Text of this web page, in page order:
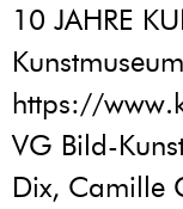
10 JAHRE
https://
VG Bild-
Dix, Camille